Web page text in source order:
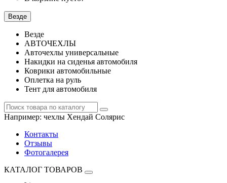
Везде
Везде
АВТОЧЕХЛЫ
Авточехлы универсальные
Накидки на сиденья автомобиля
Коврики автомобильные
Оплетка на руль
Тент для автомобиля
Например: чехлы Хендай Солярис
Контакты
Отзывы
Фотогалерея
КАТАЛОГ ТОВАРОВ